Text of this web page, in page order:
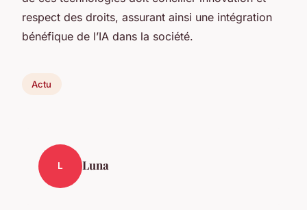
respect des droits, assurant ainsi une intégration
bénéfique de l’IA dans la société.
Actu
L Luna